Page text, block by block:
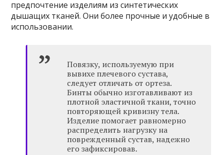
предпочтение изделиям из синтетических
дышащих тканей. Они более прочные и удобные в
использовании.
Повязку, используемую при
вывихе плечевого сустава,
следует отличать от ортеза.
Бинты обычно изготавливают из
плотной эластичной ткани, точно
повторяющей кривизну тела.
Изделие помогает равномерно
распределить нагрузку на
поврежденный сустав, надежно
его зафиксировав.